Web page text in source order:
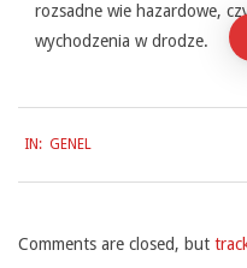
rozsadne wie hazardowe,
wychodzenia w drodze.
03-
27
IN: GENEL
Comments are closed, but